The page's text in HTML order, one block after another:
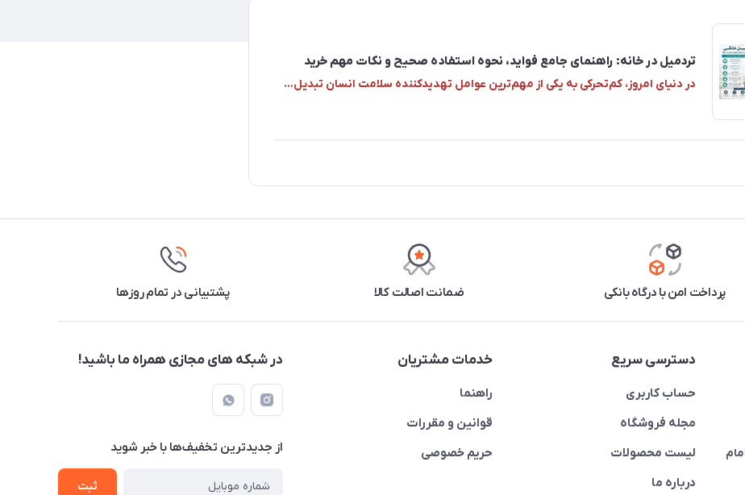
تردمیل در خانه: راهنمای جامع فواید، نحوه استفاده صحیح و نکات مهم خرید
در دنیای امروز، کم‌تحرکی به یکی از مهم‌ترین عوامل تهدیدکننده سلامت انسان تبدیل...
پرداخت امن با درگاه بانکی ضمانت اصالت کالا پشتیبانی در تمام روزها
دسترسی سریع
حساب کاربری
مجله فروشگاه
لیست محصولات
درباره ما
خدمات مشتریان
راهنما
قوانین و مقررات
حریم خصوصی
در شبکه های مجازی همراه ما باشید!
از جدید‌ترین تخفیف‌ها با‌ خبر شوید
ثبت